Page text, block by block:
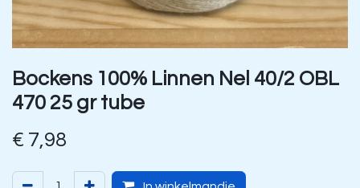
Bockens 100% Linnen Nel 40/2 OBL
470 25 gr tube
€ 7,98